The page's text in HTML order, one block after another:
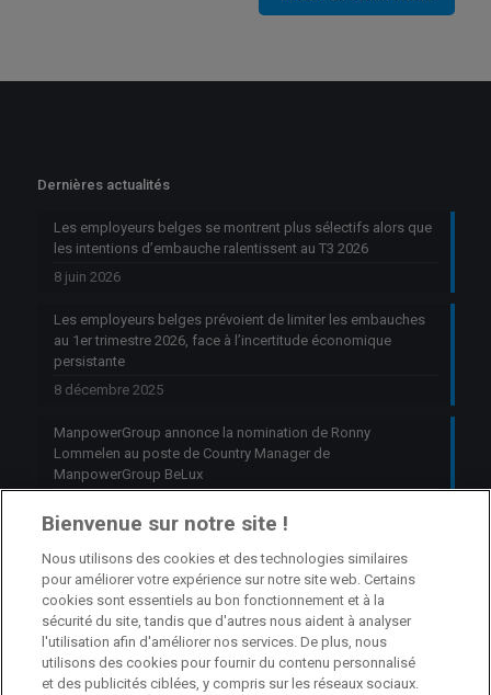
Dernières actualités
Les employeurs belges se montrent plus sélectifs alors que
les intentions d’embauche ralentissent au T3 2026
8 juin 2026
Les employeurs belges prévoient de limiter les embauches
au 1er trimestre 2026, face à l’incertitude économique
persistante
8 décembre 2025
ManpowerGroup annonce la nomination de Ronny
Lommelen au poste de Country Manager de
ManpowerGroup BeLux
Jobs
Branch Manager Namur
Namur Temps plein
Bienvenue sur notre site !
Nous utilisons des cookies et des technologies similaires
pour améliorer votre expérience sur notre site web. Certains
cookies sont essentiels au bon fonctionnement et à la
sécurité du site, tandis que d'autres nous aident à analyser
l'utilisation afin d'améliorer nos services. De plus, nous
utilisons des cookies pour fournir du contenu personnalisé
et des publicités ciblées, y compris sur les réseaux sociaux.